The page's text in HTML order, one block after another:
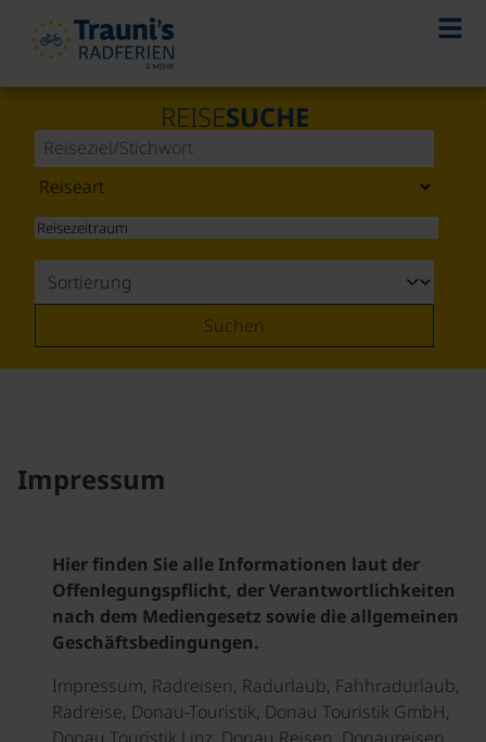
REISESUCHE
Suchen
Impressum
Hier finden Sie alle Informationen laut der
Offenlegungspflicht, der Verantwortlichkeiten
nach dem Mediengesetz sowie die allgemeinen
Geschäftsbedingungen.
Impressum, Radreisen, Radurlaub, Fahhradurlaub,
Radreise, Donau-Touristik, Donau Touristik GmbH,